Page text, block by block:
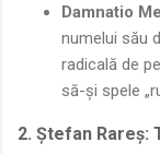
Damnatio
numelui său
radicală de
să-și spele
2. Ștefan Rareș: